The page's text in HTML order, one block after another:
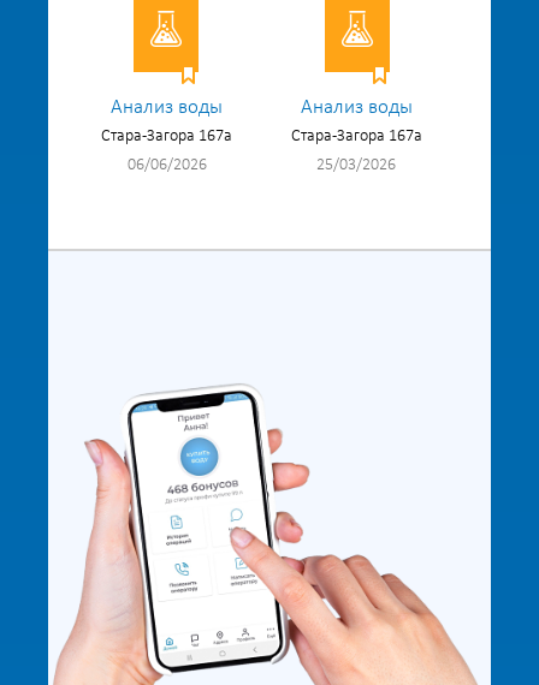
Анализ воды
Стара-Загора 167а
06/06/2026
Анализ воды
Стара-Загора 167а
25/03/2026